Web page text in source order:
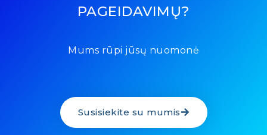
PAGEIDAVIMŲ?
Mums rūpi jūsų nuomonė
Susisiekite su mumis